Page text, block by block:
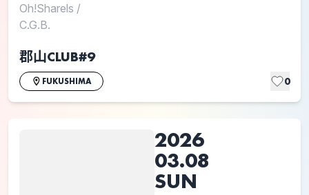
Oh!Sharels /
C.G.B.
郡山CLUB#9
FUKUSHIMA 0
2026
03.08
SUN